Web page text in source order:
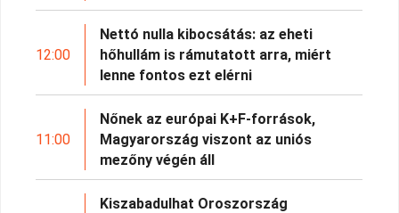
12:00
Nettó nulla kibocsátás: az eheti
hőhullám is rámutatott arra, miért
lenne fontos ezt elérni
11:00
Nőnek az európai K+F-források,
Magyarország viszont az uniós
mezőny végén áll
Kiszabadulhat Oroszország